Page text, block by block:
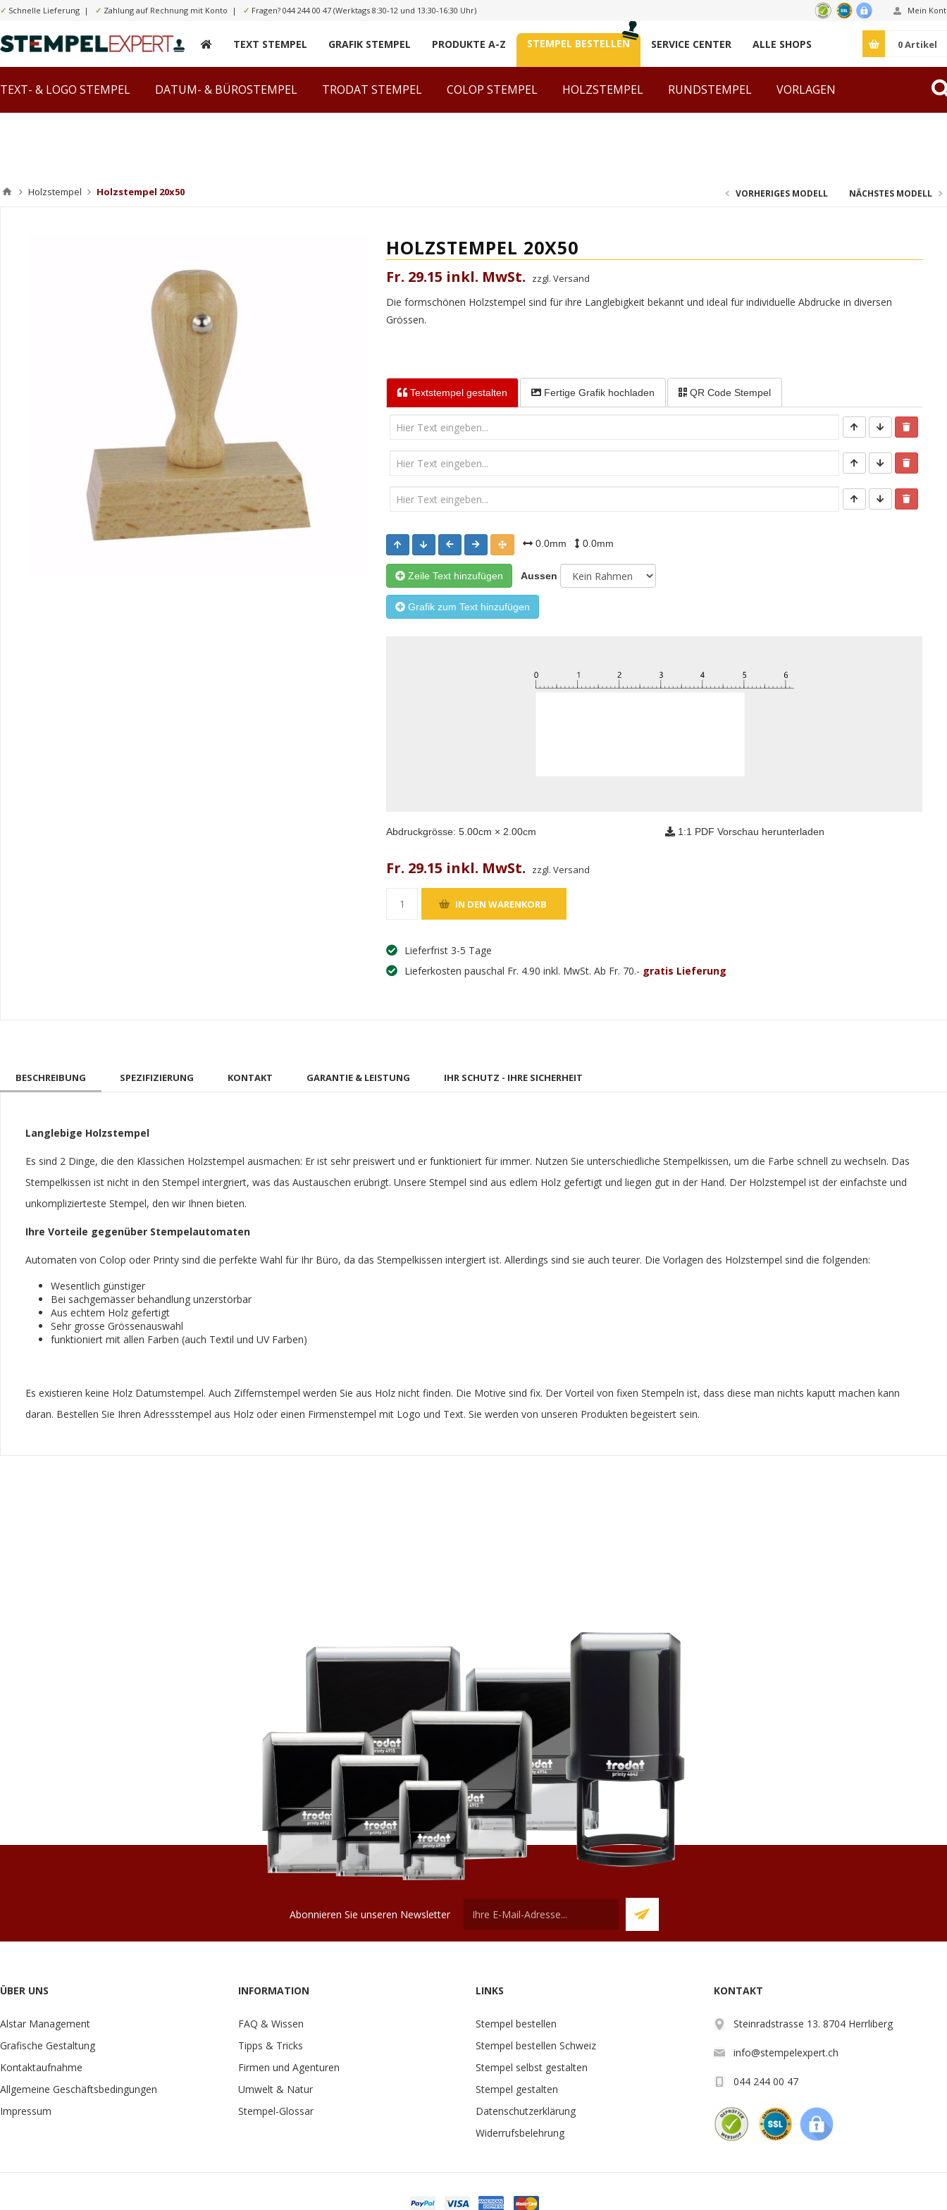
✓ Schnelle Lieferung | ✓ Zahlung auf Rechnung mit Konto | ✓ Fragen? 044 244 00 47 (Werktags 8:30-12 und 13:30-16:30 Uhr) Mein
TEXT STEMPEL GRAFIK STEMPEL PRODUKTE A-Z STEMPEL BESTELLEN SERVICE CENTER ALLE SHOPS 0Artikel
TEXT- & LOGO STEMPEL DATUM- & BÜROSTEMPEL TRODAT STEMPEL COLOP STEMPEL HOLZSTEMPEL RUNDSTEMPEL VORLAGEN
Holzstempel Holzstempel 20x50 VORHERIGES MODELL NÄCHSTES MODELL
HOLZSTEMPEL 20X50
Fr. 29.15 inkl. MwSt. zzgl. Versand
Die formschönen Holzstempel sind für ihre Langlebigkeit bekannt und ideal für individuelle Abdrucke in diversen
Grössen.
Textstempel gestalten Fertige Grafik hochladen QR Code Stempel
0.0mm 0.0mm
Zeile Text hinzufügen Aussen
Grafik zum Text hinzufügen
Abdruckgrösse:5.00cm × 2.00cm 1:1 PDF Vorschau herunterladen
Fr. 29.15 inkl. MwSt. zzgl. Versand
Lieferfrist 3-5 Tage
Lieferkosten pauschal Fr. 4.90 inkl. MwSt. Ab Fr. 70.- gratis Lieferung
BESCHREIBUNG SPEZIFIZIERUNG KONTAKT GARANTIE & LEISTUNG IHR SCHUTZ - IHRE SICHERHEIT
Langlebige Holzstempel
Es sind 2 Dinge, die den Klassichen Holzstempel ausmachen: Er ist sehr preiswert und er funktioniert für immer. Nutzen Sie unterschiedliche Stempelkissen, um die Farbe schnell zu wechseln. Das
Stempelkissen ist nicht in den Stempel intergriert, was das Austauschen erübrigt. Unsere Stempel sind aus edlem Holz gefertigt und liegen gut in der Hand. Der Holzstempel ist der einfachste und
unkomplizierteste Stempel, den wir Ihnen bieten.
Ihre Vorteile gegenüber Stempelautomaten
Automaten von Colop oder Printy sind die perfekte Wahl für Ihr Büro, da das Stempelkissen intergiert ist. Allerdings sind sie auch teurer. Die Vorlagen des Holzstempel sind die folgenden:
Wesentlich günstiger
Bei sachgemässer behandlung unzerstörbar
Aus echtem Holz gefertigt
Sehr grosse Grössenauswahl
funktioniert mit allen Farben (auch Textil und UV Farben)
Es existieren keine Holz Datumstempel. Auch Ziffernstempel werden Sie aus Holz nicht finden. Die Motive sind fix. Der Vorteil von fixen Stempeln ist, dass diese man nichts kaputt machen kann
daran. Bestellen Sie Ihren Adressstempel aus Holz oder einen Firmenstempel mit Logo und Text. Sie werden von unseren Produkten begeistert sein.
Abonnieren Sie unseren Newsletter
ÜBER UNS
Alstar Management
Grafische Gestaltung
Kontaktaufnahme
Allgemeine Geschäftsbedingungen
Impressum
INFORMATION
FAQ & Wissen
Tipps & Tricks
Firmen und Agenturen
Umwelt & Natur
Stempel-Glossar
LINKS
Stempel bestellen
Stempel bestellen Schweiz
Stempel selbst gestalten
Stempel gestalten
Datenschutzerklärung
Widerrufsbelehrung
KONTAKT
Steinradstrasse 13. 8704 Herrliberg
info@stempelexpert.ch
044 244 00 47